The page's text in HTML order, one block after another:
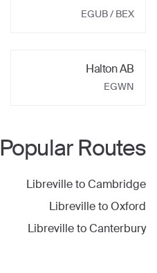
EGUB/ BEX
Halton AB
EGWN
Popular Routes
LibrevilletoCambridge
LibrevilletoOxford
LibrevilletoCanterbury